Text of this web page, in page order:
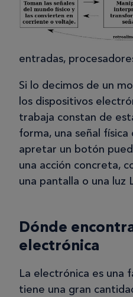
entradas,
Si lo decimos de un
los dispositivos
trabaja constan de
forma, una señal
apretar un botón
una acción concreta,
una pantalla o una luz
Dónde
electrónica
La electrónica es una
tiene una gran